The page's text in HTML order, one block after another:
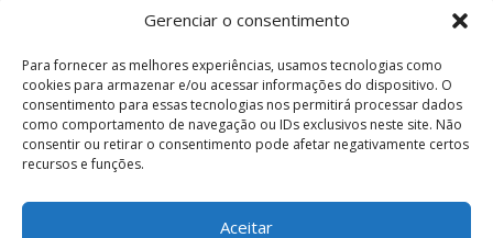
Gerenciar o consentimento
Para fornecer as melhores experiências, usamos tecnologias como
cookies para armazenar e/ou acessar informações do dispositivo. O
consentimento para essas tecnologias nos permitirá processar dados
como comportamento de navegação ou IDs exclusivos neste site. Não
consentir ou retirar o consentimento pode afetar negativamente certos
recursos e funções.
Aceitar
Manchete